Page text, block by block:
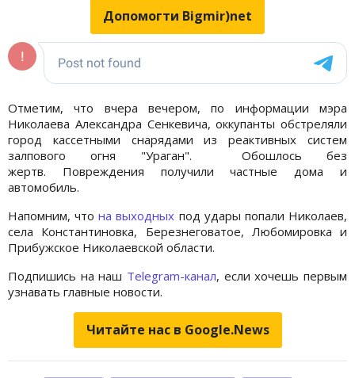
Допомогти Bigmir)net
Отметим, что вчера вечером, по информации мэра
Николаева Александра Сенкевича, оккупанты обстреляли
город кассетными снарядами из реактивных систем
залпового огня "Ураган". Обошлось без
жертв. Повреждения получили частные дома и
автомобиль.
Напомним, чтона выходных под удары попали Николаев,
села Константиновка, Березнеговатое, Любомировка и
Прибужское Николаевской области.
Подпишись на наш Telegram-канал, если хочешь первым
узнавать главные новости.
Читайте нас в Google.News